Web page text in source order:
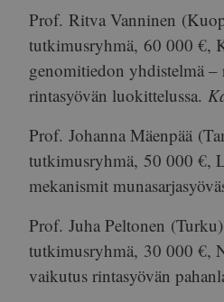
Prof. Ritva Vanninen
tutkimusryhmä, 60 000 €,
genomitiedon yhdistelmä
rintasyövän luokittelussa.
Prof. Johanna Mäenpää
tutkimusryhmä, 50 000 €,
mekanismit
Prof. Juha Peltonen
tutkimusryhmä, 30 000 €,
vaikutus rintasyövän